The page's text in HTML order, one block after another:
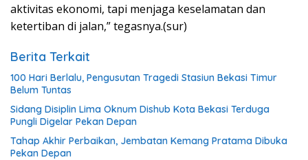
aktivitas ekonomi, tapi menjaga keselamatan dan
ketertiban di jalan,” tegasnya.(sur)
Berita Terkait
100 Hari Berlalu, Pengusutan Tragedi Stasiun Bekasi Timur
Belum Tuntas
Sidang Disiplin Lima Oknum Dishub Kota Bekasi Terduga
Pungli Digelar Pekan Depan
Tahap Akhir Perbaikan, Jembatan Kemang Pratama Dibuka
Pekan Depan